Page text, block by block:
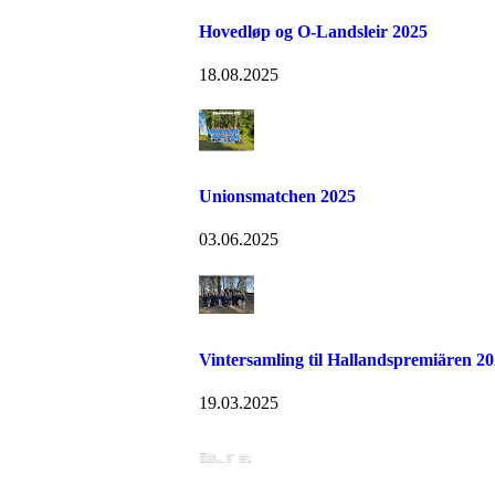
Hovedløp og O-Landsleir 2025
18.08.2025
Unionsmatchen 2025
03.06.2025
Vintersamling til Hallandspremiären
19.03.2025